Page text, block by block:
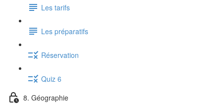
Les tarifs
Les préparatifs
Réservation
Quiz 6
8. Géographie